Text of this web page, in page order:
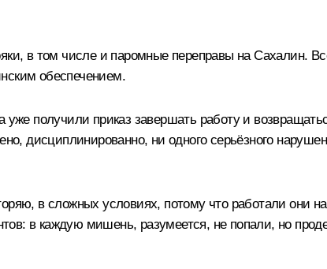
в том числе и паромные переправы на Сахалин.
обеспечением.
получили приказ завершать работу и
дисциплинированно, ни одного серьёзного
в сложных условиях, потому что работали они
в каждую мишень, разумеется, не попали, но